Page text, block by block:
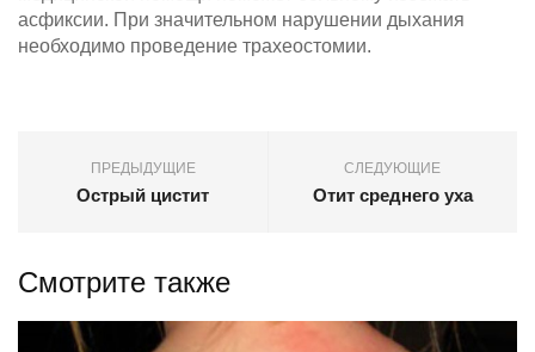
асфиксии. При значительном нарушении дыхания
необходимо проведение трахеостомии.
ПРЕДЫДУЩИЕ
Острый цистит
СЛЕДУЮЩИЕ
Отит среднего уха
Смотрите также